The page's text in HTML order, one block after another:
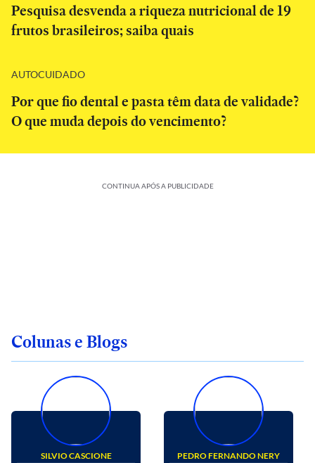
Pesquisa desvenda a riqueza nutricional de 19
frutos brasileiros; saiba quais
AUTOCUIDADO
Por que fio dental e pasta têm data de validade?
O que muda depois do vencimento?
CONTINUA APÓS A PUBLICIDADE
Colunas e Blogs
SILVIO CASCIONE PEDRO FERNANDO NERY